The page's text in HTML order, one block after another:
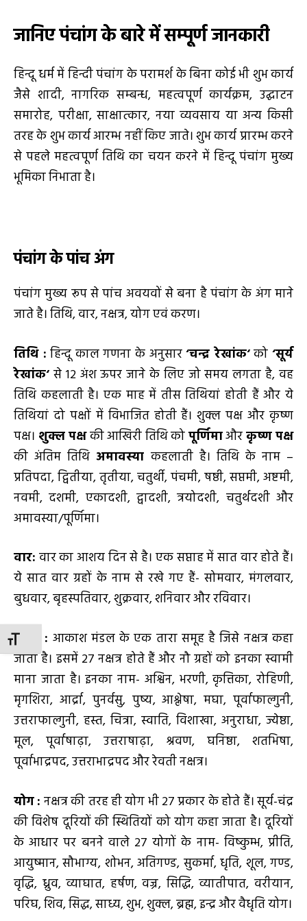
TOGGLE FONT SIZE
जानिए पंचांग के बारे में सम्पूर्ण जानकारी
हिन्दू धर्म में हिन्दी पंचांग के परामर्श के बिना कोई भी शुभ कार्य
जैसे शादी, नागरिक सम्बन्ध, महत्वपूर्ण कार्यक्रम, उद्घाटन
समारोह, परीक्षा, साक्षात्कार, नया व्यवसाय या अन्य किसी
तरह के शुभ कार्य आरम्भ नहीं किए जाते। शुभ कार्य प्रारम्भ करने
से पहले महत्वपूर्ण तिथि का चयन करने में हिन्दू पंचांग मुख्य
भूमिका निभाता है।
पंचांग के पांच अंग
पंचांग मुख्य रूप से पांच अवयवों से बना है पंचांग के अंग माने
जाते है। तिथि, वार, नक्षत्र, योग एवं करण।
तिथि: हिन्दू काल गणना के अनुसार‘चन्द्र रेखांक‘को‘सूर्य
रेखांक‘ से 12 अंश ऊपर जाने के लिए जो समय लगता है, वह
तिथि कहलाती है। एक माह में तीस तिथियां होती हैं और ये
तिथियां दो पक्षों में विभाजित होती हैं। शुक्ल पक्ष और कृष्ण
पक्ष। शुक्ल पक्षकी आखिरी तिथि कोपूर्णिमाऔरकृष्ण पक्ष
की अंतिम तिथि अमावस्या कहलाती है। तिथि के नाम –
प्रतिपदा, द्वितीया, तृतीया, चतुर्थी, पंचमी, षष्ठी, सप्तमी, अष्टमी,
नवमी, दशमी, एकादशी, द्वादशी, त्रयोदशी, चतुर्थदशी और
अमावस्या/पूर्णिमा।
वार: वार का आशय दिन से है। एक सप्ताह में सात वार होते हैं।
ये सात वार ग्रहों के नाम से रखे गए हैं- सोमवार, मंगलवार,
बुधवार, बृहस्पतिवार, शुक्रवार, शनिवार और रविवार।
नक्षत्र
: आकाश मंडल के एक तारा समूह है जिसे नक्षत्र कहा
जाता है। इसमें 27 नक्षत्र होते हैं और नौ ग्रहों को इनका स्वामी
माना जाता है। इनका नाम- अश्विन, भरणी, कृत्तिका, रोहिणी,
मृगशिरा, आर्द्रा, पुनर्वसु, पुष्य, आश्लेषा, मघा, पूर्वाफाल्गुनी,
उत्तराफाल्गुनी, हस्त, चित्रा, स्वाति, विशाखा, अनुराधा, ज्येष्ठा,
मूल, पूर्वाषाढ़ा, उत्तराषाढ़ा, श्रवण, घनिष्ठा, शतभिषा,
पूर्वाभाद्रपद, उत्तराभाद्रपद और रेवती नक्षत्र।
योग: नक्षत्र की तरह ही योग भी 27 प्रकार के होते हैं। सूर्य-चंद्र
की विशेष दूरियों की स्थितियों को योग कहा जाता है। दूरियों
के आधार पर बनने वाले 27 योगों के नाम- विष्कुम्भ, प्रीति,
आयुष्मान, सौभाग्य, शोभन, अतिगण्ड, सुकर्मा, धृति, शूल, गण्ड,
वृद्धि, ध्रुव, व्याघात, हर्षण, वज्र, सिद्धि, व्यातीपात, वरीयान,
परिघ, शिव, सिद्ध, साध्य, शुभ, शुक्ल, ब्रह्म, इन्द्र और वैधृति योग।